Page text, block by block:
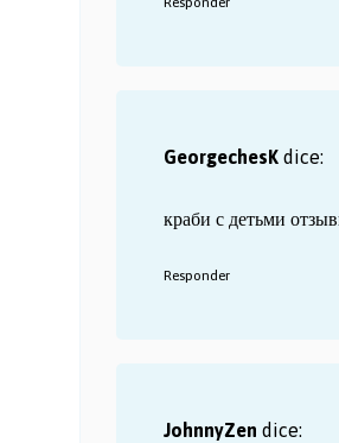
GeorgechesK dice:
краби с детьми
Responder
JohnnyZen dice: